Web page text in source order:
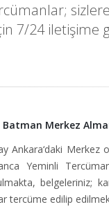
7/24 iletişime
Batman Merkez
Ankara‘daki Merkez
Yeminli
belgeleriniz;
tercüme edilip